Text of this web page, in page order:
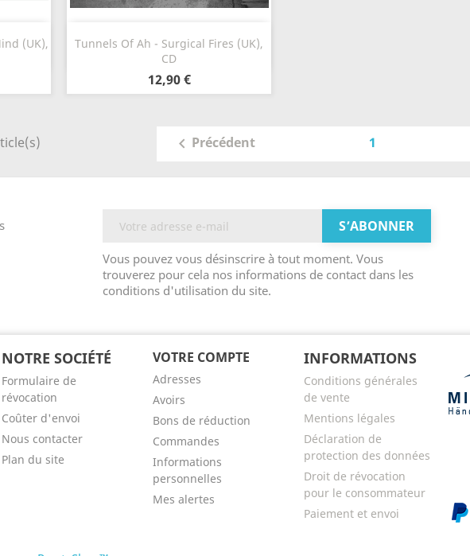
(UK),
Tunnels Of Ah - Surgical Fires (UK),
CD
12,90 €
 Aperçu rapide
 Précédent 1
Vous pouvez vous désinscrire à tout moment. Vous
trouverez pour cela nos informations de contact dans les
conditions d'utilisation du site.
NOTRE SOCIÉTÉ
Formulaire de
révocation
Coûter d'envoi
Nous contacter
Plan du site
VOTRE COMPTE
Adresses
Avoirs
Bons de réduction
Commandes
Informations
personnelles
Mes alertes
INFORMATIONS
Conditions générales
de vente
Mentions légales
Déclaration de
protection des données
Droit de révocation
pour le consommateur
Paiement et envoi